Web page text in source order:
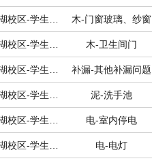
木-门窗玻璃、纱窗
木-卫生间门
补漏-其他补漏问题
泥-洗手池
电-室内停电
电-电灯